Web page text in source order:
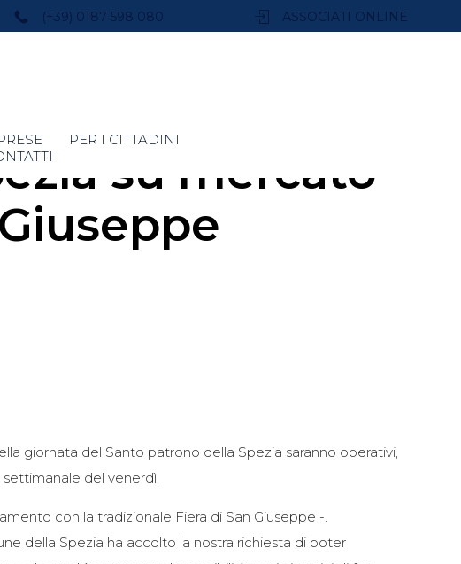
(+39) 0187 598 080 ASSOCIATI ONLINE
PER I CITTADINI
su mercato
giornata del Santo patrono della Spezia saranno operativi,
del venerdì.
con la tradizionale Fiera di San Giuseppe -.
della Spezia ha accolto la nostra richiesta di poter